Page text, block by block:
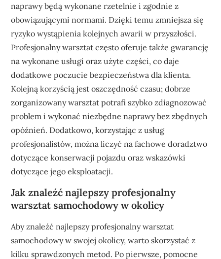
naprawy będą wykonane rzetelnie i zgodnie z
obowiązującymi normami. Dzięki temu zmniejsza się
ryzyko wystąpienia kolejnych awarii w przyszłości.
Profesjonalny warsztat często oferuje także gwarancję
na wykonane usługi oraz użyte części, co daje
dodatkowe poczucie bezpieczeństwa dla klienta.
Kolejną korzyścią jest oszczędność czasu; dobrze
zorganizowany warsztat potrafi szybko zdiagnozować
problem i wykonać niezbędne naprawy bez zbędnych
opóźnień. Dodatkowo, korzystając z usług
profesjonalistów, można liczyć na fachowe doradztwo
dotyczące konserwacji pojazdu oraz wskazówki
dotyczące jego eksploatacji.
Jak znaleźć najlepszy profesjonalny
warsztat samochodowy w okolicy
Aby znaleźć najlepszy profesjonalny warsztat
samochodowy w swojej okolicy, warto skorzystać z
kilku sprawdzonych metod. Po pierwsze, pomocne